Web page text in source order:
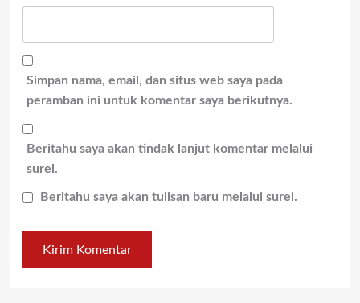
Simpan nama, email, dan situs web saya pada
peramban ini untuk komentar saya berikutnya.
Beritahu saya akan tindak lanjut komentar melalui
surel.
Beritahu saya akan tulisan baru melalui surel.